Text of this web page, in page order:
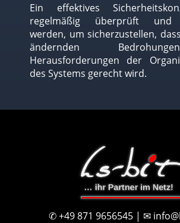
Ein effektives
regelmäßig überprüft und
werden, um sicherzustellen,
ändernden
Herausforderungen der
des Systems gerecht wird.
✆ +49 871 9656545 | ✉